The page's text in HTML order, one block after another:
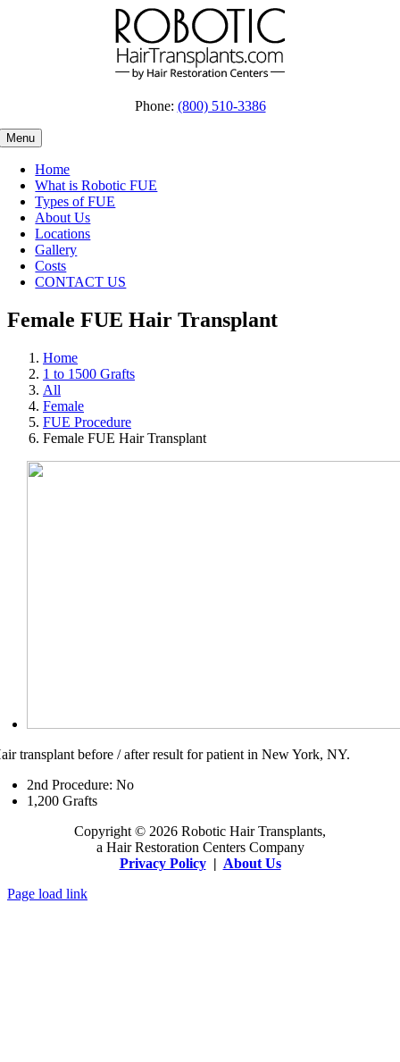
Phone: (800) 510-3386
Menu
Home
What is Robotic FUE
Types of FUE
About Us
Locations
Gallery
Costs
CONTACT US
Female FUE Hair Transplant
Home
1 to 1500 Grafts
All
Female
FUE Procedure
Female FUE Hair Transplant
transplant before / after result for patient in New York, NY.
2nd Procedure: No
1,200 Grafts
Copyright © 2026 Robotic Hair Transplants,
a Hair Restoration Centers Company
Privacy Policy | About Us
Page load link